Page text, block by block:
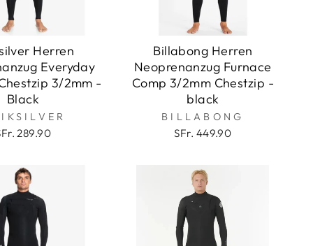
Herren
Everyday
3/2mm -
Black
289.90
Billabong Herren
Neoprenanzug Furnace
Comp 3/2mm Chestzip -
black
BILLABONG
SFr. 449.90